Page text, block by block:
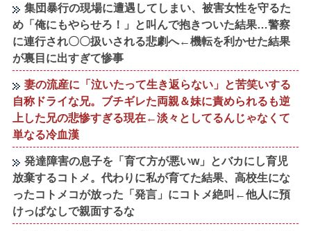
集団暴行の現場に遭遇してしまい、被害女性を守るた
め「俺にもやらせろ！」と叫んで抱きついた結果…警察
に連行され〇〇扱いされる悲劇へ←機転を利かせた結果
が裏目に出すぎて惨事
妻の流産に「泣いたって生き返らない」と苦笑いする
自称ドライな兄。ブチギレた両親＆妹に責められるも逆
上した兄の悲惨すぎる現在←淡々としてるんじゃなくて
単なる冷血漢
発達障害の息子を「育て方が悪いw」とバカにし育児
放棄するコトメ。代わりに私が育てた結果、高校生にな
ったコトメコが放った「発言」にコトメ絶叫←他人に預
けっぱなしで親面するな